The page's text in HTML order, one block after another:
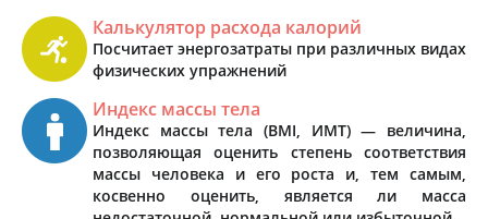
Калькулятор расхода калорий
Посчитает энергозатраты при различных видах
физических упражнений
Индекс массы тела
Индекс массы тела (BMI, ИМТ) — величина,
позволяющая оценить степень соответствия
массы человека и его роста и, тем самым,
косвенно оценить, является ли масса